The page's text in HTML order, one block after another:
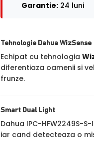
Garantie: 24 luni
Tehnologie Dahua WizSense
Echipat cu tehnologia
diferentiaza oamenii si
frunze.
Smart Dual Light
Dahua IPC-HFW2249S-
iar cand detecteaza o